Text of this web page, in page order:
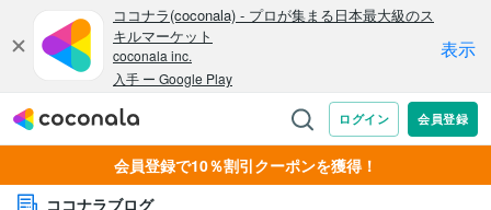
会員登録で10％割引クーポンを獲得！
ココナラブログ